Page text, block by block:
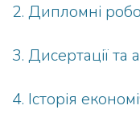
2. Дипломні
3. Дисертації та
4. Історія